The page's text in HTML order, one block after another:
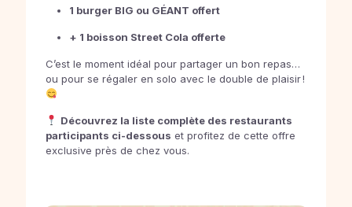
1 burger BIG ou GÉANT offert
+ 1 boisson Street Cola offerte
C’est le moment idéal pour partager un bon repas…
ou pour se régaler en solo avec le double de plaisir !
Découvrez la liste complète des restaurants
participants ci-dessous et profitez de cette offre
exclusive près de chez vous.